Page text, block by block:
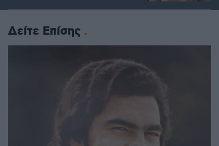
Δείτε Επίσης